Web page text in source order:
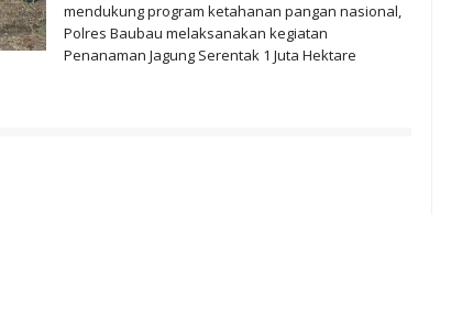
mendukung program ketahanan pangan nasional,
Polres Baubau melaksanakan kegiatan
Penanaman Jagung Serentak 1 Juta Hektare